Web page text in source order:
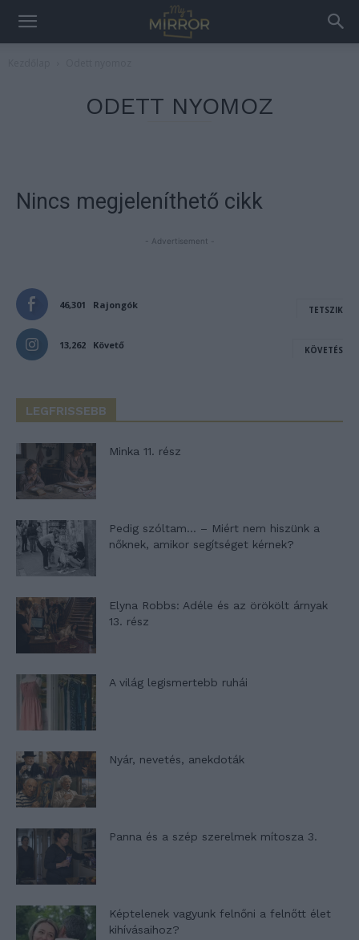
ODETT NYOMOZ
Nincs megjeleníthető cikk
- Advertisement -
46,301 Rajongók TETSZIK
13,262 Követő KÖVETÉS
LEGFRISSEBB
Minka 11. rész
Pedig szóltam… – Miért nem hiszünk a
nőknek, amikor segítséget kérnek?
Elyna Robbs: Adéle és az örökölt árnyak
13. rész
A világ legismertebb ruhái
Nyár, nevetés, anekdoták
Panna és a szép szerelmek mítosza 3.
Képtelenek vagyunk felnőni a felnőtt élet
kihívásaihoz?